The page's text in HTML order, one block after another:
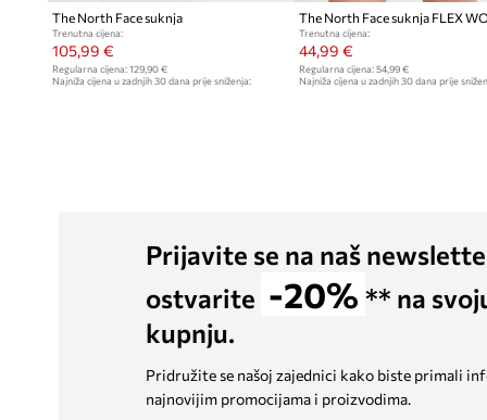
The North Face suknja
Trenutna cijena:
105,99 €
Regularna cijena: 129,90 €
Najniža cijena u zadnjih 30 dana prije sniženja:
The North Face suknja FLEX
Trenutna cijena:
44,99 €
Regularna cijena:54,99 €
Najniža cijena u zadnjih 30 dana prije
Prijavite se na naš
ostvarite -20% ** na
kupnju.
Pridružite se našoj zajednici kako biste primali
najnovijim promocijama i proizvodima.